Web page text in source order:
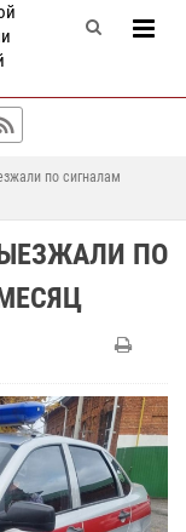
по сигналам
ПО